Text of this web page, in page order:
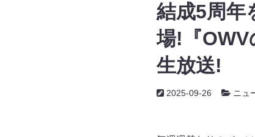
結成5周年
場!『OWV
生放送!
2025-09-26 ニュ